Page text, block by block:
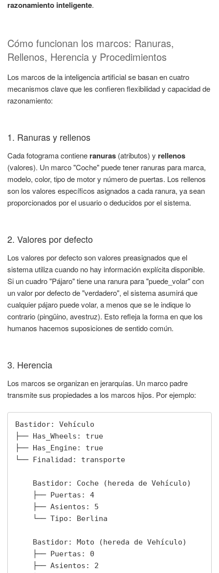
razonamiento inteligente.
Cómo funcionan los marcos: Ranuras,
Rellenos, Herencia y Procedimientos
Los marcos de la inteligencia artificial se basan en cuatro
mecanismos clave que les confieren flexibilidad y capacidad de
razonamiento:
1. Ranuras y rellenos
Cada fotograma contiene ranuras (atributos) y rellenos
(valores). Un marco "Coche" puede tener ranuras para marca,
modelo, color, tipo de motor y número de puertas. Los rellenos
son los valores específicos asignados a cada ranura, ya sean
proporcionados por el usuario o deducidos por el sistema.
2. Valores por defecto
Los valores por defecto son valores preasignados que el
sistema utiliza cuando no hay información explícita disponible.
Si un cuadro "Pájaro" tiene una ranura para "puede_volar" con
un valor por defecto de "verdadero", el sistema asumirá que
cualquier pájaro puede volar, a menos que se le indique lo
contrario (pingüino, avestruz). Esto refleja la forma en que los
humanos hacemos suposiciones de sentido común.
3. Herencia
Los marcos se organizan en jerarquías. Un marco padre
transmite sus propiedades a los marcos hijos. Por ejemplo:
Bastidor: Vehículo
├── Has_Wheels: true
├── Has_Engine: true
└── Finalidad: transporte